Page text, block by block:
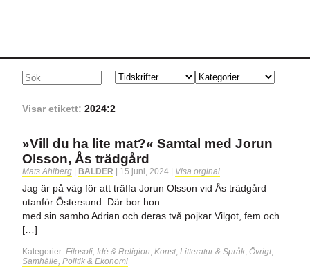
Visar etikett: 2024:2
»Vill du ha lite mat?« Samtal med Jorun
Olsson, Ås trädgård
Mats Ahlberg BALDER 15 juni, 2024 Visa orginal
Jag är på väg för att träffa Jorun Olsson vid Ås trädgård
utanför Östersund. Där bor hon
med sin sambo Adrian och deras två pojkar Vilgot, fem och
[…]
Kategorier: Filosofi, Idé & Religion Konst, Litteratur & Språk Övrigt,
Samhälle, Politik & Ekonomi